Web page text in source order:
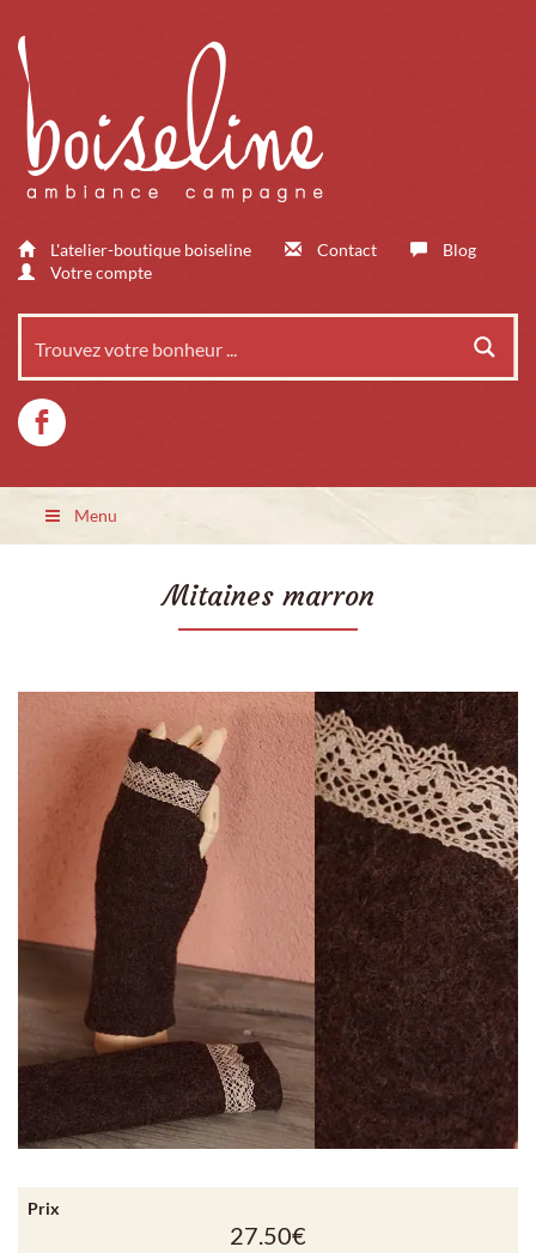
L'atelier-boutique boiseline Contact
Blog
Votre compte
Menu
Mitaines marron
Prix
27.50€